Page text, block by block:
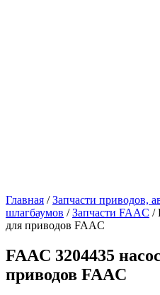
Главная /Запчасти приводов,
шлагбаумов /Запчасти FAAC /
для приводов FAAC
FAAC 3204435
приводов FAAC